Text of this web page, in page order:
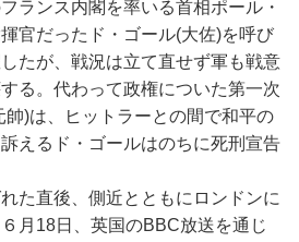
ランス内閣を率いる首相ポール・
官だったド・ゴール(大佐)を呼び
たが、戦況は立て直せず軍も戦意
る。代わって政権についた第一次
帥)は、ヒットラーとの間で和平の
えるド・ゴールはのちに死刑宣告
た直後、側近とともにロンドンに
月18日、英国のBBC放送を通じ